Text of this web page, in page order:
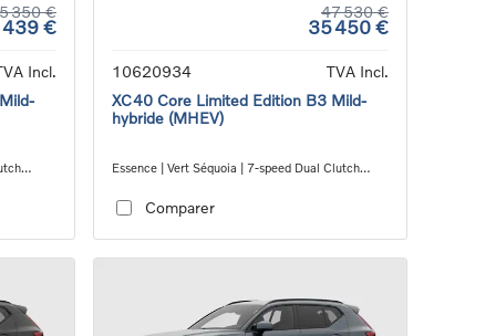
350 €
439 €
Incl.
47 530 €
35 450 €
10620934
TVA Incl.
XC40 Core Limited Edition B3 Mild-
hybride (MHEV)
Essence | Vert Séquoia | 7-speed Dual Clutch
Comparer